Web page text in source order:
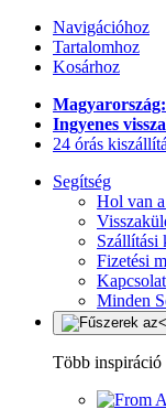
Navigációhoz
Tartalomhoz
Kosárhoz
Ingyenes
24 órás
Segítség
Hol van
Szállítási
Fizetési
Kapcsolat
Minden
Több inspiráció